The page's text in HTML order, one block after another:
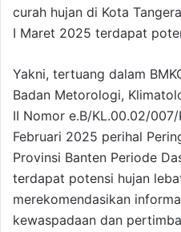
curah hujan di Kota
I Maret 2025 terdapat
Yakni, tertuang dalam
Badan Metorologi,
II Nomor e.B/KL.00.02/
Februari 2025 perihal
Provinsi Banten Periode
terdapat potensi hujan
merekomendasikan
kewaspadaan dan